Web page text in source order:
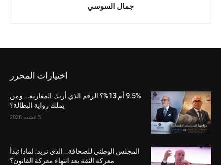
جمال السوسي
اختيارات المحرر
9.5% أم 13%؟ الرقم الذي أربك المغاربة… ومن
يملك رواية البطالة؟
5 غشت 2026
المجلس الوطني للصحافة.. الذي نريد: لماذا تبدأ
معركة الثقة بعد انتهاء معركة القانون؟